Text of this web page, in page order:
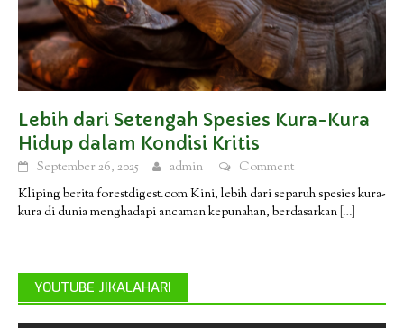
Lebih dari Setengah Spesies Kura-Kura
Hidup dalam Kondisi Kritis
September 26, 2025 admin
Comment
Kliping berita forestdigest.com Kini, lebih dari separuh spesies kura-
kura di dunia menghadapi ancaman kepunahan, berdasarkan […]
YOUTUBE JIKALAHARI